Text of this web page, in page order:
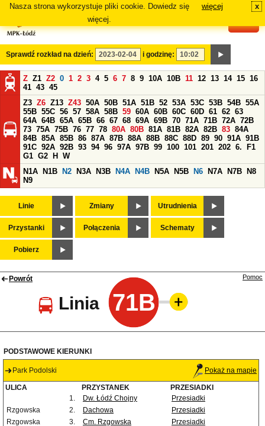
Nasza strona wykorzystuje pliki cookie. Dowiedz się
więcej.
więcej x
Sprawdź rozkład na dzień: i godzinę:
Z Z1 Z2 0 1 2 3 4 5 6 7 8 9 10A 10B 11 12 13 14 15 16
41 43 45
Z3 Z6 Z13 Z43 50A 50B 51A 51B 52 53A 53C 53B 54B 55A
55B 55C 56 57 58A 58B 59 60A 60B 60C 60D 61 62 63
64A 64B 65A 65B 66 67 68 69A 69B 70 71A 71B 72A 72B
73 75A 75B 76 77 78 80A 80B 81A 81B 82A 82B 83 84A
84B 85A 85B 86 87A 87B 88A 88B 88C 88D 89 90 91A 91B
91C 92A 92B 93 94 96 97A 97B 99 100 101 201 202 6.
F1
G1 G2 H
W
N1A
N1B N2 N3A N3B N4A N4B N5A N5B N6 N7A N7B
N8
N9
Linie Zmiany Utrudnienia
Przystanki Połączenia Schematy
Pobierz
Powrót
Linia 71B
Pomoc
PODSTAWOWE KIERUNKI
Park Podolski Pokaż na mapie
ULICA PRZYSTANEK
PRZESIADKI
1.
Dw. Łódź Chojny
Przesiadki
Rzgowska
2. Dachowa
Przesiadki
Rzgowska
3. Cm. Rzgowska
Przesiadki